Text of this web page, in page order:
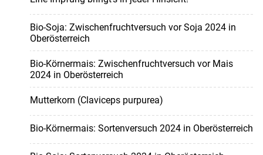
Bio-Soja: Zwischenfruchtversuch vor Soja 2024 in
Oberösterreich
Bio-Körnermais: Zwischenfruchtversuch vor Mais
2024 in Oberösterreich
Mutterkorn (Claviceps purpurea)
Bio-Körnermais: Sortenversuch 2024 in Oberösterreich